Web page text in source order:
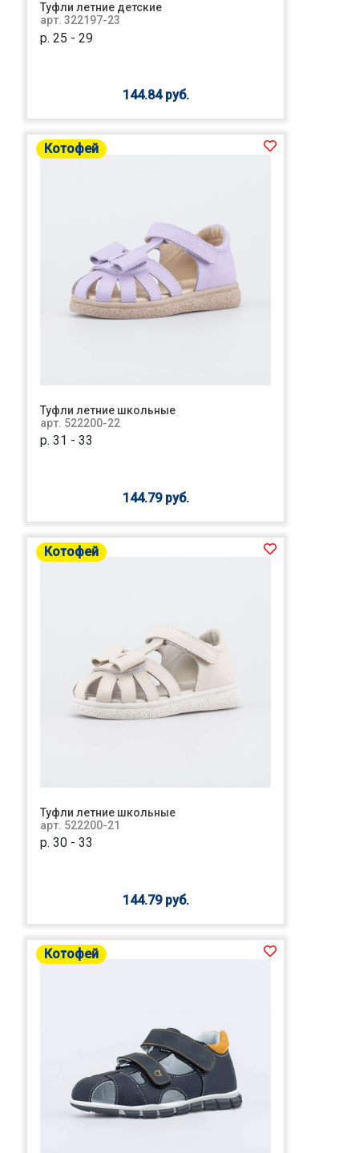
Туфли летние детские
арт. 322197-23
р. 25 - 29
144.84 руб.
Котофей
Туфли летние школьные
арт. 522200-22
р. 31 - 33
144.79 руб.
Котофей
Туфли летние школьные
арт. 522200-21
р. 30 - 33
144.79 руб.
Котофей